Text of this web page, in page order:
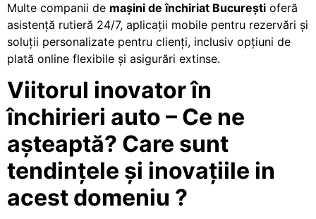
Multe companii de mașini deînchiriat București oferă
asistență rutieră 24/7, aplicații mobile pentru rezervări și
soluții personalizate pentru clienți, inclusiv opțiuni de
plată online flexibile și asigurări extinse.
Viitorul inovator în
închirieri auto – Ce ne
așteaptă? Care sunt
tendințele și inovațiile in
acest domeniu ?